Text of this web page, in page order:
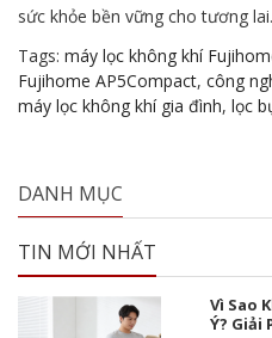
sức khỏe bền vững cho tương lai.
Tags: máy lọc không khí
Fujihome AP5Compact, công
máy lọc không khí gia đình, lọc
DANH MỤC
TIN MỚI NHẤT
Vì Sao
Ý? Giải